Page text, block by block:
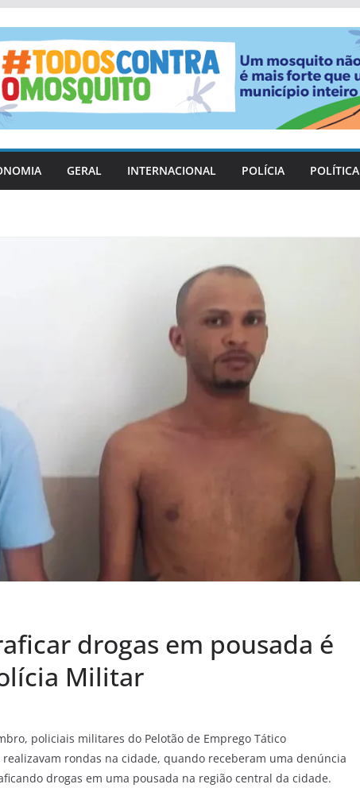
GERAL INTERNACIONAL POLÍCIA POLÍTICA
drogas em pousada é
Militar
policiais militares do Pelotão de Emprego Tático
realizavam rondas na cidade, quando receberam uma denúncia
drogas em uma pousada na região central da cidade.